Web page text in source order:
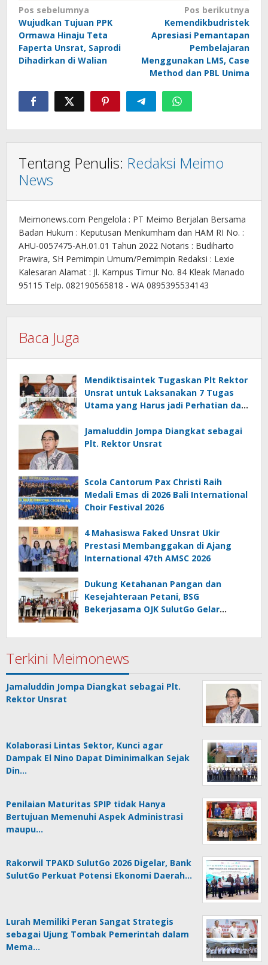
Navigasi
pos
Pos sebelumnya
Wujudkan Tujuan PPK
Ormawa Hinaju Teta
Faperta Unsrat, Saprodi
Dihadirkan di Walian
Pos berikutnya
Kemendikbudristek
Apresiasi Pemantapan
Pembelajaran
Menggunakan LMS, Case
Method dan PBL Unima
Tentang Penulis: Redaksi Meimo
News
Meimonews.com Pengelola : PT Meimo Berjalan Bersama
Badan Hukum : Keputusan Menkumham dan HAM RI No. :
AHU-0057475-AH.01.01 Tahun 2022 Notaris : Budiharto
Prawira, SH Pemimpin Umum/Pemimpin Redaksi : Lexie
Kalesaran Alamat : Jl. Kampus Timur No. 84 Kleak Manado
95115 Telp. 082190565818 - WA 0895395534143
Baca Juga
Mendiktisaintek Tugaskan Plt Rektor
Unsrat untuk Laksanakan 7 Tugas
Utama yang Harus jadi Perhatian dan
Jamaluddin Jompa Diangkat sebagai
Plt. Rektor Unsrat
Scola Cantorum Pax Christi Raih
Medali Emas di 2026 Bali International
Choir Festival 2026
4 Mahasiswa Faked Unsrat Ukir
Prestasi Membanggakan di Ajang
International 47th AMSC 2026
Dukung Ketahanan Pangan dan
Kesejahteraan Petani, BSG
Bekerjasama OJK SulutGo Gelar
Terkini Meimonews
Jamaluddin Jompa Diangkat sebagai Plt.
Rektor Unsrat
Kolaborasi Lintas Sektor, Kunci agar
Dampak El Nino Dapat Diminimalkan Sejak
Din…
Penilaian Maturitas SPIP tidak Hanya
Bertujuan Memenuhi Aspek Administrasi
maupu…
Rakorwil TPAKD SulutGo 2026 Digelar, Bank
SulutGo Perkuat Potensi Ekonomi Daerah…
Lurah Memiliki Peran Sangat Strategis
sebagai Ujung Tombak Pemerintah dalam
Mema…